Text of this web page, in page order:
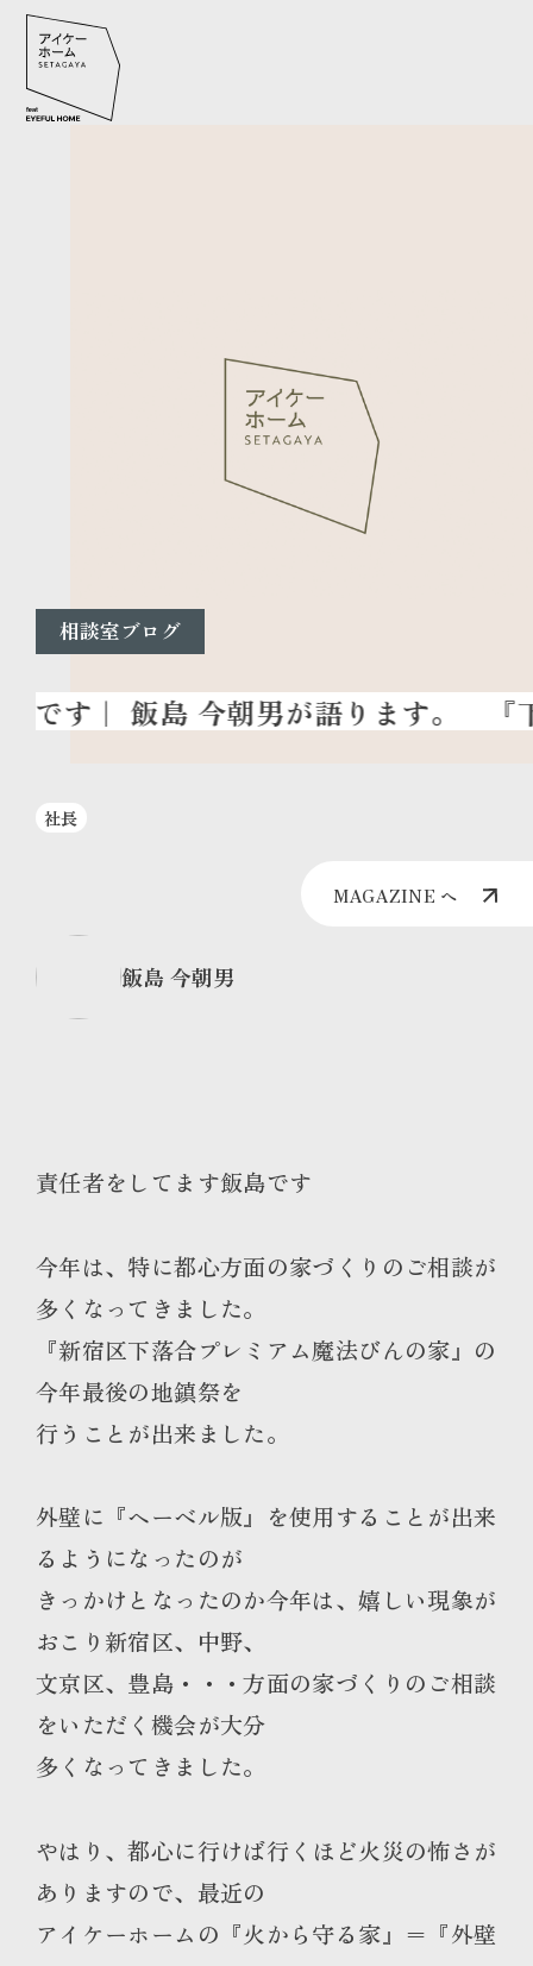
相談室ブログ
『
社長
MAGAZINE へ
飯島 今朝男
責任者をしてます飯島です
今年は、特に都心方面の家づくりのご相談が
多くなってきました。
『新宿区下落合プレミアム魔法びんの家』の
今年最後の地鎮祭を
行うことが出来ました。
外壁に『ヘーベル版』を使用することが出来
るようになったのが
きっかけとなったのか今年は、嬉しい現象が
おこり新宿区、中野、
文京区、豊島・・・方面の家づくりのご相談
をいただく機会が大分
多くなってきました。
やはり、都心に行けば行くほど火災の怖さが
ありますので、最近の
アイケーホームの『火から守る家』＝『外壁